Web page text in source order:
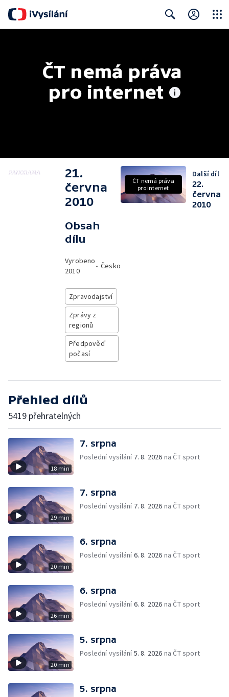
ČT nemá práva
pro internet
21.
června
2010
Obsah
dílu
Vyrobeno
2010
• Česko
Zpravodajství
Zprávy z
regionů
Předpověď
počasí
ČT nemá práva
pro internet
Další díl
22.
června
2010
Přehled dílů
5419 přehratelných
18 min
7. srpna
Poslední vysílání 7. 8. 2026 na ČT sport
29 min
7. srpna
Poslední vysílání 7. 8. 2026 na ČT sport
20 min
6. srpna
Poslední vysílání6. 8. 2026 na ČT sport
26 min
6. srpna
Poslední vysílání6. 8. 2026 na ČT sport
20 min
5. srpna
Poslední vysílání5. 8. 2026 na ČT sport
5. srpna